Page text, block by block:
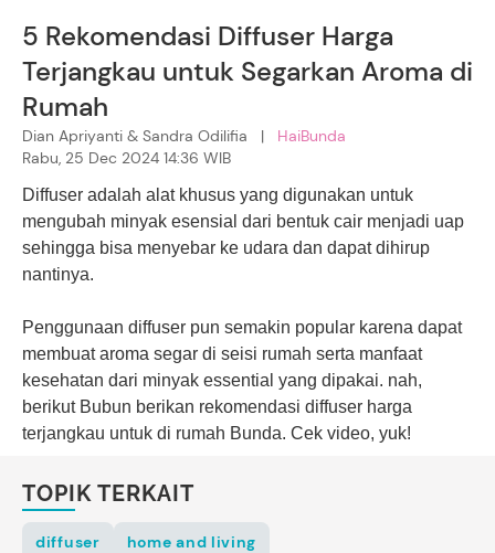
5 Rekomendasi Diffuser Harga
Terjangkau untuk Segarkan Aroma di
Rumah
Dian Apriyanti & Sandra Odilifia | HaiBunda
Rabu, 25 Dec 2024 14:36 WIB
Diffuser adalah alat khusus yang digunakan untuk
mengubah minyak esensial dari bentuk cair menjadi uap
sehingga bisa menyebar ke udara dan dapat dihirup
nantinya.
Penggunaan diffuser pun semakin popular karena dapat
membuat aroma segar di seisi rumah serta manfaat
kesehatan dari minyak essential yang dipakai. nah,
berikut Bubun berikan rekomendasi diffuser harga
terjangkau untuk di rumah Bunda. Cek video, yuk!
TOPIK TERKAIT
diffuser
home and living